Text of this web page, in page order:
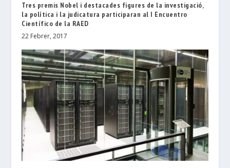
Tres premis Nobel i destacades figures de la investigació,
la política i la judicatura participaran al I Encuentro
Científico de la RAED
22 Febrer, 2017